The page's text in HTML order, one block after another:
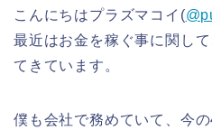
こんにちはプラズマコイ(
最近はお金を稼ぐ事に関し
てきています。
僕も会社で務めていて、今